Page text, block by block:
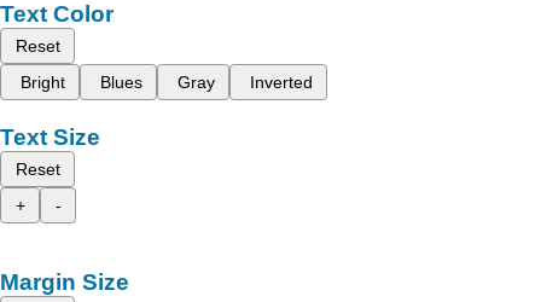
Text Color
Reset
Bright
Blues Gray Inverted
Text Size
Reset
+
-
Margin Size